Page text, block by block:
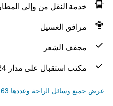
خدمة النقل من وإلى المطار
مرافق الغسيل
مجفف الشعر
مكتب استقبال على مدار 24 ساعة
عرض جميع وسائل الراحة وعددها 63